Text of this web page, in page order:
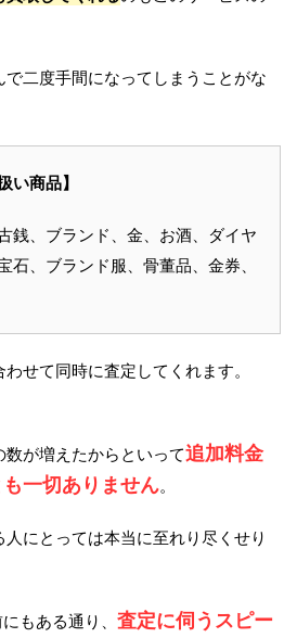
二度手間になってしまうことがな
い商品】
銭、ブランド、金、お酒、ダイヤ
石、ブランド服、骨董品、金券、
せて同時に査定してくれます。
が増えたからといって追加料金
一切ありません。
にとっては本当に至れり尽くせり
もある通り、 査定に伺うスピー